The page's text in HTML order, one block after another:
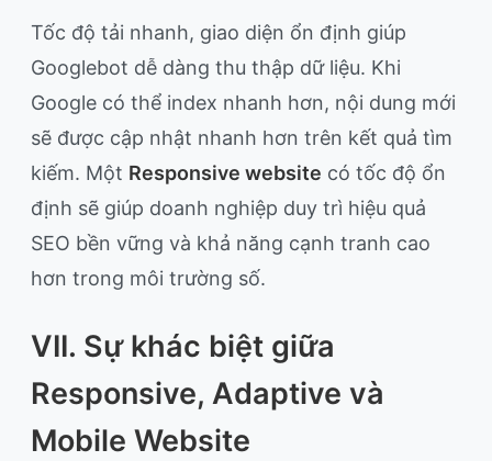
Tốc độ tải nhanh, giao diện ổn định giúp
Googlebot dễ dàng thu thập dữ liệu. Khi
Google có thể index nhanh hơn, nội dung mới
sẽ được cập nhật nhanh hơn trên kết quả tìm
kiếm. Một Responsive website có tốc độ ổn
định sẽ giúp doanh nghiệp duy trì hiệu quả
SEO bền vững và khả năng cạnh tranh cao
hơn trong môi trường số.
VII. Sự khác biệt giữa
Responsive, Adaptive và
Mobile Website